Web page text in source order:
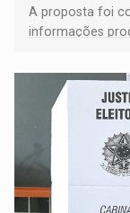
A proposta foi
informações